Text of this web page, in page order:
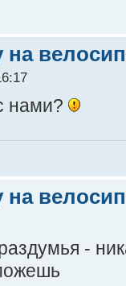
на
нами?
на
-